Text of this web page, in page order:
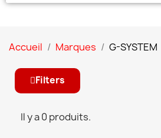
Accueil Marques G-SYSTEM
Filters
Il y a 0 produits.